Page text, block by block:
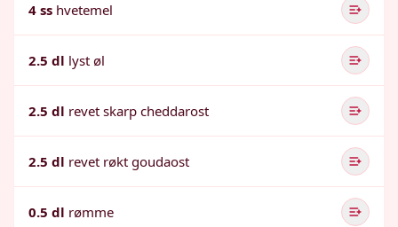
4 ss hvetemel
2.5 dl lyst øl
2.5 dl revet skarp cheddarost
2.5 dl revet røkt goudaost
0.5 dl rømme